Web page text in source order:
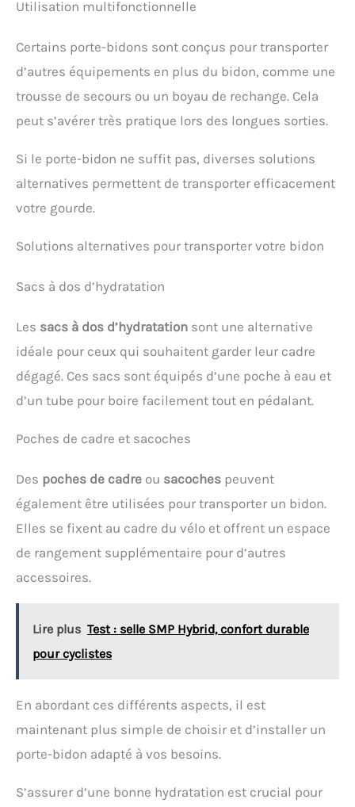
Utilisation multifonctionnelle
Certains porte-bidons sont conçus pour transporter
d’autres équipements en plus du bidon, comme une
trousse de secours ou un boyau de rechange. Cela
peut s’avérer très pratique lors des longues sorties.
Si le porte-bidon ne suffit pas, diverses solutions
alternatives permettent de transporter efficacement
votre gourde.
Solutions alternatives pour transporter votre bidon
Sacs à dos d’hydratation
Les sacs à dos d’hydratation sont une alternative
idéale pour ceux qui souhaitent garder leur cadre
dégagé. Ces sacs sont équipés d’une poche à eau et
d’un tube pour boire facilement tout en pédalant.
Poches de cadre et sacoches
Des poches de cadre ou sacoches peuvent
également être utilisées pour transporter un bidon.
Elles se fixent au cadre du vélo et offrent un espace
de rangement supplémentaire pour d’autres
accessoires.
Lire plus Test : selle SMP Hybrid, confort durable
pour cyclistes
En abordant ces différents aspects, il est
maintenant plus simple de choisir et d’installer un
porte-bidon adapté à vos besoins.
S’assurer d’une bonne hydratation est crucial pour